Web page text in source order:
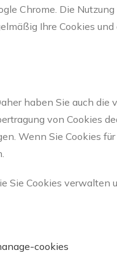
Chrome. Die
Ihre Cookies
haben Sie auch die
von Cookies
Wenn Sie Cookies
Sie Cookies verwalten
cookies